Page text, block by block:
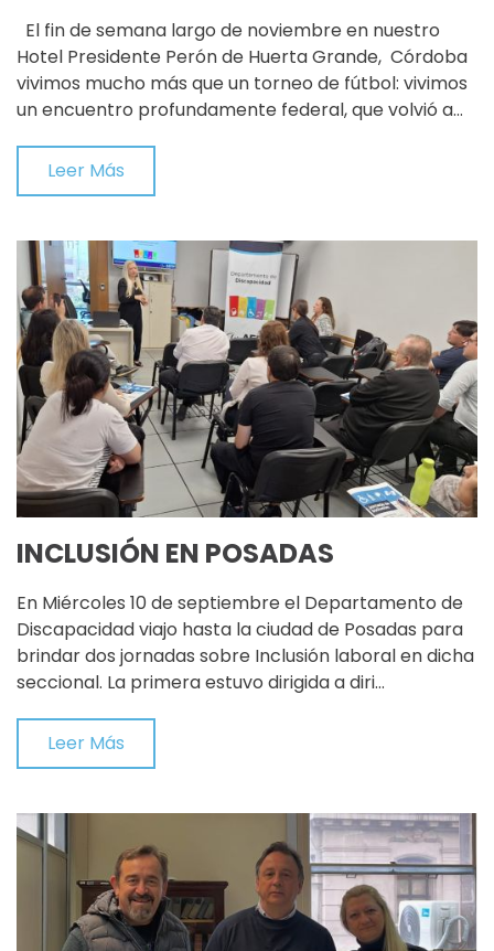
El fin de semana largo de noviembre en nuestro
Hotel Presidente Perón de Huerta Grande, Córdoba
vivimos mucho más que un torneo de fútbol: vivimos
un encuentro profundamente federal, que volvió a…
Leer Más
INCLUSIÓN EN POSADAS
En Miércoles 10 de septiembre el Departamento de
Discapacidad viajo hasta la ciudad de Posadas para
brindar dos jornadas sobre Inclusión laboral en dicha
seccional. La primera estuvo dirigida a diri…
Leer Más